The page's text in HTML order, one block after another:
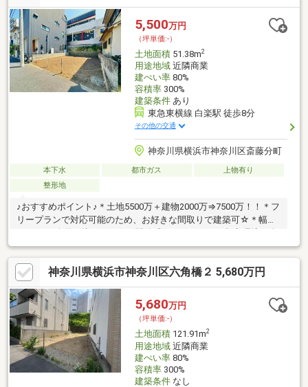
5,500万円
（坪単価:-）
土地面積51.38m2
用途地域近隣商業
建ぺい率80%
容積率300%
建築条件あり
東急東横線 白楽駅 徒歩8分
その他の交通
神奈川県横浜市神奈川区斎藤分町
本下水 都市ガス
上物有り
整形地
♪おすすめポイント♪＊土地5500万＋建物2000万⇒7500万！！＊フ
リープランで対応可能のため、お好きな間取りで建築可☆＊幅員
然のバランスが調和した美しい街♪◆◇物件探し・資金計画でお
悩みの方へ◇◆横浜市の不動産なら当社ＫＩＺＵＮＡまでお問い
合わせ下さい。ＳＵＵＭＯや他サイトには公開していない未公開
物件や販売予定物件も多数ご紹介中！資金計画にお悩みの方には
ファイナンシャルプランナーによる無料相談会を承ります。物件
ご購入後もＦＰによる生涯無料相談付きで家計のアフターフォロ
ーもお任せください！
神奈川県横浜市神奈川区六角橋２ 5,680万円
5,680万円
（坪単価:-）
土地面積121.91m2
用途地域近隣商業
建ぺい率80%
容積率300%
建築条件なし